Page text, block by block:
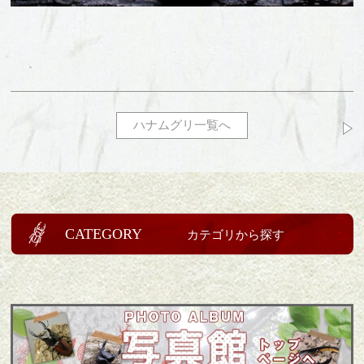
ハナムグリ一覧へ
CATEGORY カテゴリから探す